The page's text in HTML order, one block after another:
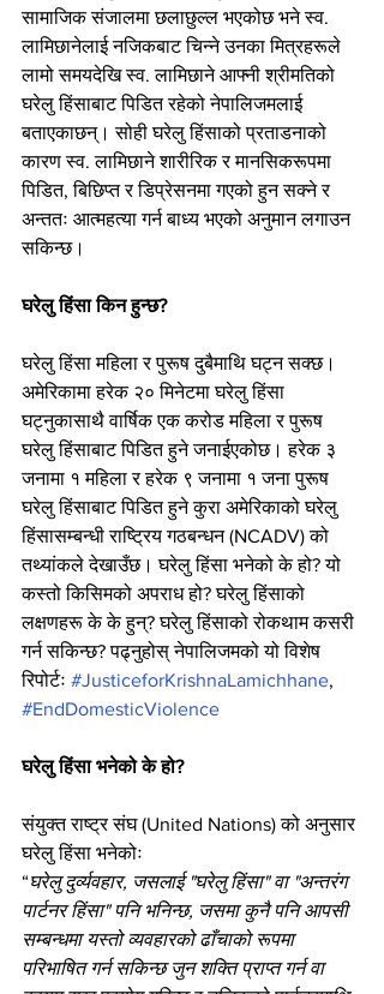
सामाजिक संजालमा छलाछुल्ल भएकोछ भने स्व.
लामिछानेलाई नजिकबाट चिन्ने उनका मित्रहरूले
लामो समयदेखि स्व. लामिछाने आफ्नी श्रीमतिको
घरेलु हिंसाबाट पिडित रहेको नेपालिजमलाई
बताएकाछन्। सोही घरेलु हिंसाको प्रताडनाको
कारण स्व. लामिछाने शारीरिक र मानसिकरूपमा
पिडित, बिछिप्त र डिप्रेसनमा गएको हुन सक्ने र
अन्ततः आत्महत्या गर्न बाध्य भएको अनुमान लगाउन
सकिन्छ।
घरेलु हिंसा किन हुन्छ?
घरेलु हिंसा महिला र पुरूष दुबैमाथि घट्न सक्छ।
अमेरिकामा हरेक २० मिनेटमा घरेलु हिंसा
घट्नुकासाथै वार्षिक एक करोड महिला र पुरूष
घरेलु हिंसाबाट पिडित हुने जनाईएकोछ। हरेक ३
जनामा १ महिला र हरेक ९ जनामा १ जना पुरूष
घरेलु हिंसाबाट पिडित हुने कुरा अमेरिकाको घरेलु
हिंसासम्बन्धी राष्ट्रिय गठबन्धन (NCADV) को
तथ्यांकले देखाउँछ। घरेलु हिंसा भनेको के हो? यो
कस्तो किसिमको अपराध हो? घरेलु हिंसाको
लक्षणहरू के के हुन्? घरेलु हिंसाको रोकथाम कसरी
गर्न सकिन्छ? पढ्नुहोस् नेपालिजमको यो विशेष
रिपोर्टः #JusticeforKrishnaLamichhane,
#EndDomesticViolence
घरेलु हिंसा भनेको के हो?
संयुक्त राष्ट्र संघ (United Nations) को अनुसार
घरेलु हिंसा भनेकोः
“घरेलु दुर्व्यवहार, जसलाई "घरेलु हिंसा" वा "अन्तरंग
पार्टनर हिंसा" पनि भनिन्छ, जसमा कुनै पनि आपसी
सम्बन्धमा यस्तो व्यवहारको ढाँचाको रूपमा
परिभाषित गर्न सकिन्छ जुन शक्ति प्राप्त गर्न वा